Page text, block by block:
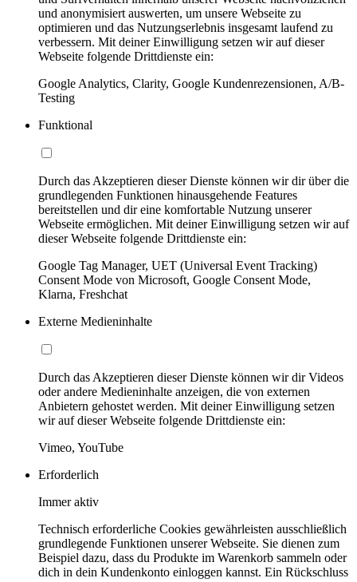
und anonymisiert auswerten, um unsere Webseite zu
optimieren und das Nutzungserlebnis insgesamt laufend zu
verbessern. Mit deiner Einwilligung setzen wir auf dieser
Webseite folgende Drittdienste ein:
Google Analytics, Clarity, Google Kundenrezensionen, A/B-
Testing
Funktional
Durch das Akzeptieren dieser Dienste können wir dir über die
grundlegenden Funktionen hinausgehende Features
bereitstellen und dir eine komfortable Nutzung unserer
Webseite ermöglichen. Mit deiner Einwilligung setzen wir auf
dieser Webseite folgende Drittdienste ein:
Google Tag Manager, UET (Universal Event Tracking)
Consent Mode von Microsoft, Google Consent Mode,
Klarna, Freshchat
Externe Medieninhalte
Durch das Akzeptieren dieser Dienste können wir dir Videos
oder andere Medieninhalte anzeigen, die von externen
Anbietern gehostet werden. Mit deiner Einwilligung setzen
wir auf dieser Webseite folgende Drittdienste ein:
Vimeo, YouTube
Erforderlich
Immer aktiv
Technisch erforderliche Cookies gewährleisten ausschließlich
grundlegende Funktionen unserer Webseite. Sie dienen zum
Beispiel dazu, dass du Produkte im Warenkorb sammeln oder
dich in dein Kundenkonto einloggen kannst. Ein Rückschluss